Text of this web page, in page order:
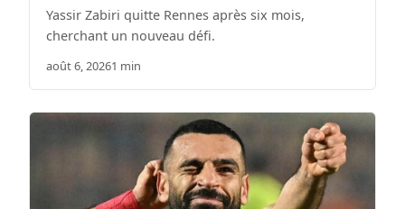
Yassir Zabiri quitte Rennes après six mois,
cherchant un nouveau défi.
août 6, 20261 min